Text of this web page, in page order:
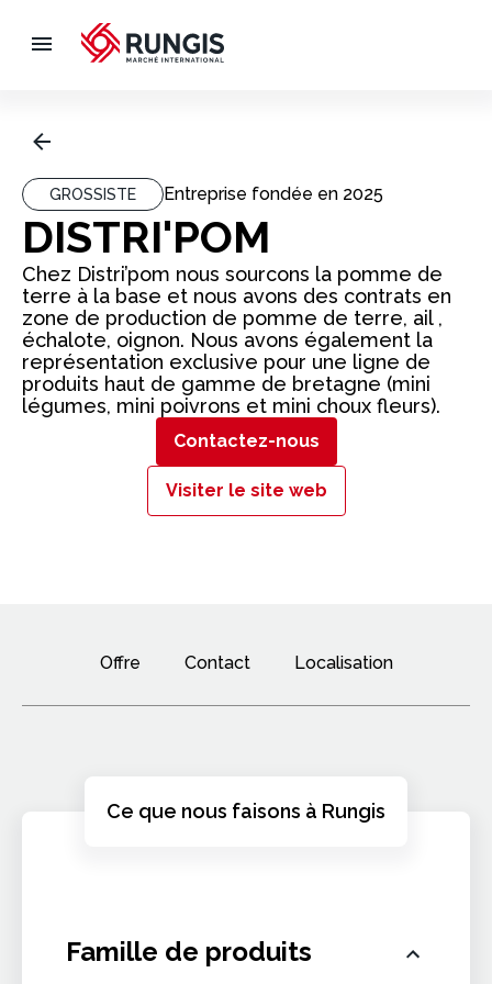
GROSSISTE Entreprise fondée en 2025
DISTRI'POM
Chez Distri’pom nous sourcons la pomme de
terre à la base et nous avons des contrats en
zone de production de pomme de terre, ail ,
échalote, oignon. Nous avons également la
représentation exclusive pour une ligne de
produits haut de gamme de bretagne (mini
légumes, mini poivrons et mini choux fleurs).
Contactez-nous
Visiter le site web
Offre Contact Localisation
Ce que nous faisons à Rungis
Famille de produits